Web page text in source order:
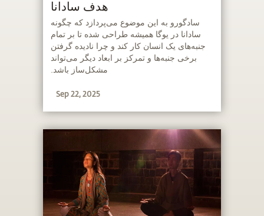
هدف سادانا
‫سادگورو به این موضوع می‌پردازد که چگونه
سادانا در یوگا همیشه طراحی شده تا بر تمام
جنبه‌های یک انسان کار کند و چرا نادیده گرفتن
برخی جنبه‌ها و تمرکز بر ابعاد دیگر می‌تواند
مشکل‌ساز باشد.
Sep 22, 2025